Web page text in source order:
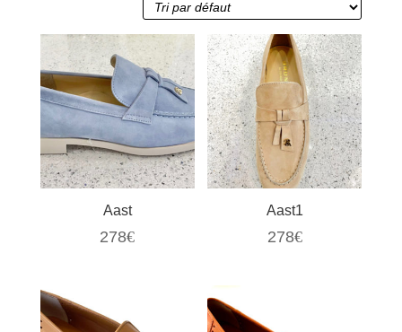
Aast
278€
Aast1
278€